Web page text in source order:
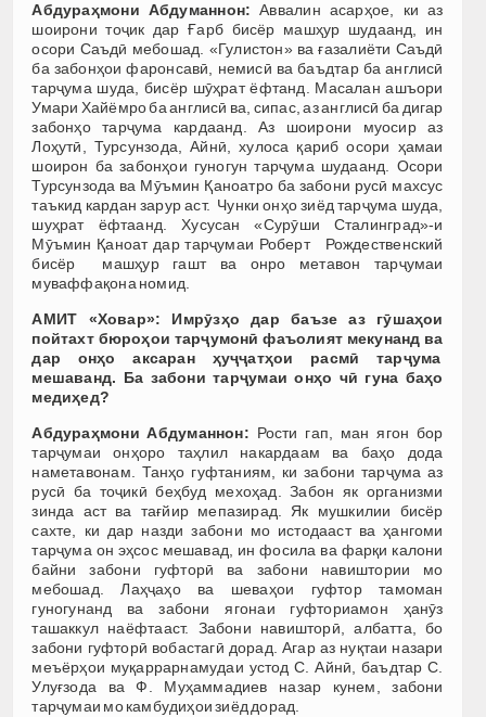
Абдураҳмони Абдуманнон: Аввалин асарҳое, ки аз
шоирони тоҷик дар Ғарб бисёр машҳур шудаанд, ин
осори Саъдӣ мебошад. «Гулистон» ва ғазалиёти Саъдӣ
ба забонҳои фаронсавӣ, немисӣ ва баъдтар ба англисӣ
тарҷума шуда, бисёр шӯҳрат ёфтанд. Масалан ашъори
Умари Хайёмро ба англисӣ ва, сипас, аз англисӣ ба дигар
забонҳо тарҷума кардаанд. Аз шоирони муосир аз
Лоҳутӣ, Турсунзода, Айнӣ, хулоса қариб осори ҳамаи
шоирон ба забонҳои гуногун тарҷума шудаанд. Осори
Турсунзода ва Мӯъмин Қаноатро ба забони русӣ махсус
таъкид кардан зарур аст. Чунки онҳо зиёд тарҷума шуда,
шуҳрат ёфтаанд. Хусусан «Сурӯши Сталинград»-и
Мӯъмин Қаноат дар тарҷумаи Роберт Рождественский
бисёр машҳур гашт ва онро метавон тарҷумаи
муваффақона номид.
АМИТ «Ховар»:
Имрӯзҳо дар баъзе аз гӯшаҳои
пойтахт бюроҳои тарҷумонӣ фаъолият мекунанд ва
дар онҳо аксаран ҳуҷҷатҳои расмӣ тарҷума
мешаванд. Ба забони тарҷумаи онҳо чӣ гуна баҳо
медиҳед?
Абдураҳмони Абдуманнон: Рости гап, ман ягон бор
тарҷумаи онҳоро таҳлил накардаам ва баҳо дода
наметавонам. Танҳо гуфтаниям, ки забони тарҷума аз
русӣ ба тоҷикӣ беҳбуд мехоҳад. Забон як организми
зинда аст ва тағйир мепазирад. Як мушкилии бисёр
сахте, ки дар назди забони мо истодааст ва ҳангоми
тарҷума он эҳсос мешавад, ин фосила ва фарқи калони
байни забони гуфторӣ ва забони навиштории мо
мебошад. Лаҳҷаҳо ва шеваҳои гуфтор тамоман
гуногунанд ва забони ягонаи гуфториамон ҳанӯз
ташаккул наёфтааст. Забони навишторӣ, албатта, бо
забони гуфторӣ вобастагӣ дорад. Агар аз нуқтаи назари
меъёрҳои муқаррарнамудаи устод С. Айнӣ, баъдтар С.
Улуғзода ва Ф. Муҳаммадиев назар кунем, забони
тарҷумаи мо камбудиҳои зиёд дорад.